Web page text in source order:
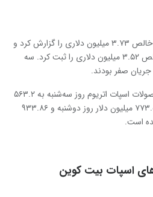
فرانکلین EZET نیز ورود سرمایه خالص ۳.۷۳ میلیون دلاری را گزارش کرد و
بیت‌وایز ETHW ورود سرمایه خالص ۳.۵۲ میلیون دلاری را ثبت کرد. سه
صفر بودند.
حجم کل معاملات روزانه این محصولات اسپات اتریوم روز سه‌شنبه به ۵۶۳.۲
میلیون دلار رسید که نسبت به ۷۷۳.۰۱ میلیون دلار روز دوشنبه و ۹۳۳.۸۶
است.
اسپات بیت کوین